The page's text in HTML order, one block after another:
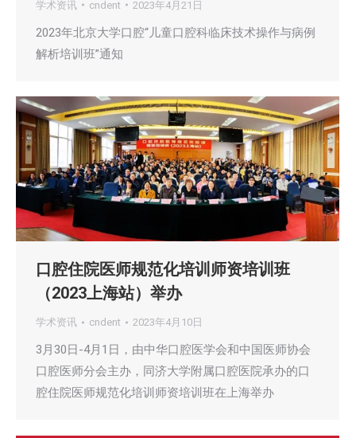
学术资讯 cndent 2023年4月21日
2023年北京大学口腔“儿童口腔科临床技术操作与病例
解析培训班”通知
口腔住院医师规范化培训师资培训班
（2023上海站）举办
学术资讯 cndent 2023年4月10日
3月30日-4月1日，由中华口腔医学会和中国医师协会
口腔医师分会主办，同济大学附属口腔医院承办的口
腔住院医师规范化培训师资培训班在上海举办